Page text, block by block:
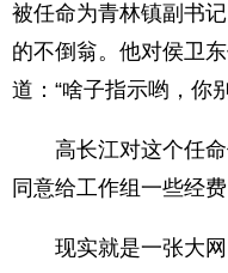
被任命为青林镇副书
的不倒翁。他对侯卫
道：“啥子指示哟，你
高长江对这个任命
同意给工作组一些经
现实就是一张大网